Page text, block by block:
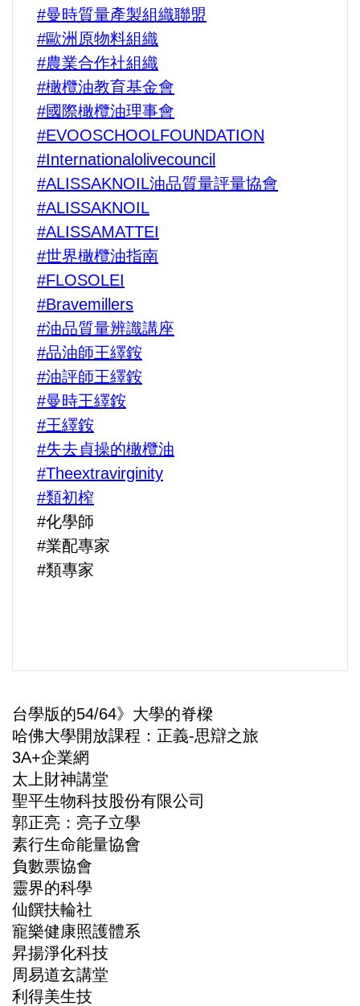
#曼時質量產製組織聯盟
#歐洲原物料組織
#農業合作社組織
#橄欖油教育基金會
#國際橄欖油理事會
#EVOOSCHOOLFOUNDATION
#Internationalolivecouncil
#ALISSAKNOIL油品質量評量協會
#ALISSAKNOIL
#ALISSAMATTEI
#世界橄欖油指南
#FLOSOLEI
#Bravemillers
#油品質量辨識講座
#品油師王繹銨
#油評師王繹銨
#曼時王繹銨
#王繹銨
#失去貞操的橄欖油
#Theextravirginity
#類初榨
#化學師
#業配專家
#類專家
台學版的54/64》大學的脊樑
哈佛大學開放課程：正義-思辯之旅
3A+企業網
太上財神講堂
聖平生物科技股份有限公司
郭正亮：亮子立學
素行生命能量協會
負數票協會
靈界的科學
仙饌扶輪社
寵樂健康照護體系
昇揚淨化科技
周易道玄講堂
利得美生技